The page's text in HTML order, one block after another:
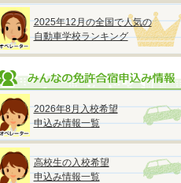
2025年12月の全国で人気の
自動車学校ランキング
2026年8月入校希望
申込み情報一覧
高校生の入校希望
申込み情報一覧